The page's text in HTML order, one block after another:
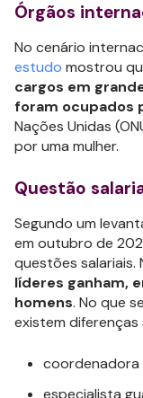
Órgãos
No cenário
estudo mostrou
cargos em
foram ocupados
Nações Unidas
por uma mulher.
Questão
Segundo um
em outubro de
questões salariais.
líderes ganham,
homens. No que
existem diferenças
coordenadora
especialista